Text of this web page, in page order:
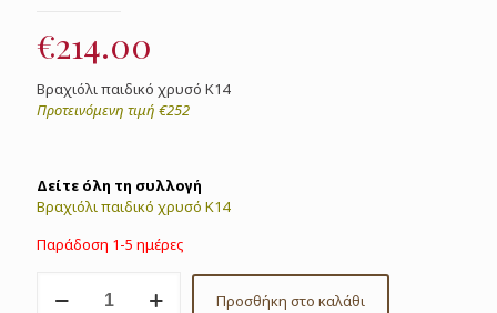
€214.00
Βραχιόλι παιδικό χρυσό Κ14
Προτεινόμενη τιμή €252
Δείτε όλη τη συλλογή
Βραχιόλι παιδικό χρυσό Κ14
Παράδοση 1-5 ημέρες
παιδικό
Προσθήκη στο καλάθι